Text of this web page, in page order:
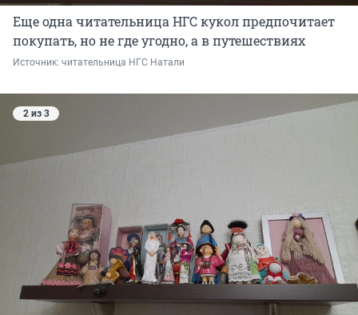
Еще одна читательница НГС кукол предпочитает
покупать, но не где угодно, а в путешествиях
Источник: читательница НГС Натали
2 из 3